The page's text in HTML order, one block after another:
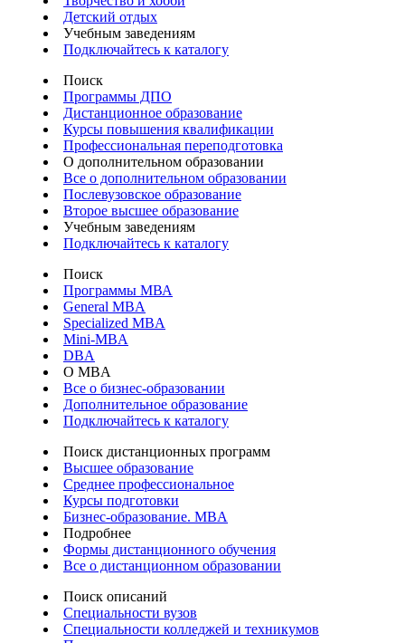
Детский отдых
Учебным заведениям
Подключайтесь к каталогу
Поиск
Программы ДПО
Дистанционное образование
Курсы повышения квалификации
Профессиональная переподготовка
О дополнительном образовании
Все о дополнительном образовании
Послевузовское образование
Второе высшее образование
Учебным заведениям
Подключайтесь к каталогу
Поиск
Программы МВА
General MBA
Specialized MBA
Mini-MBA
DBA
О MBA
Все о бизнес-образовании
Дополнительное образование
Подключайтесь к каталогу
Поиск дистанционных программ
Высшее образование
Среднее профессиональное
Курсы подготовки
Бизнес-образование. MBA
Подробнее
Формы дистанционного обучения
Все о дистанционном образовании
Поиск описаний
Специальности вузов
Специальности колледжей и техникумов